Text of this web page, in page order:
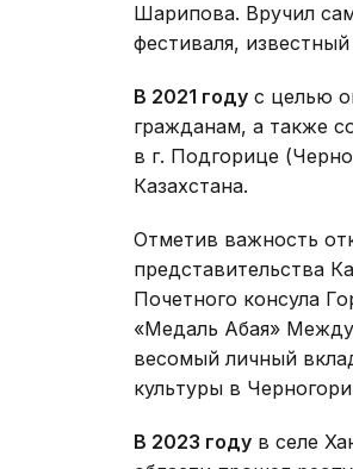
Шарипова. Вручил
фестиваля,
В 2021 году с целью
гражданам, а также
в г. Подгорице
Казахстана.
Отметив важность
представительства
Почетного консула
«Медаль Абая»
весомый личный
культуры в
В 2023 году в селе